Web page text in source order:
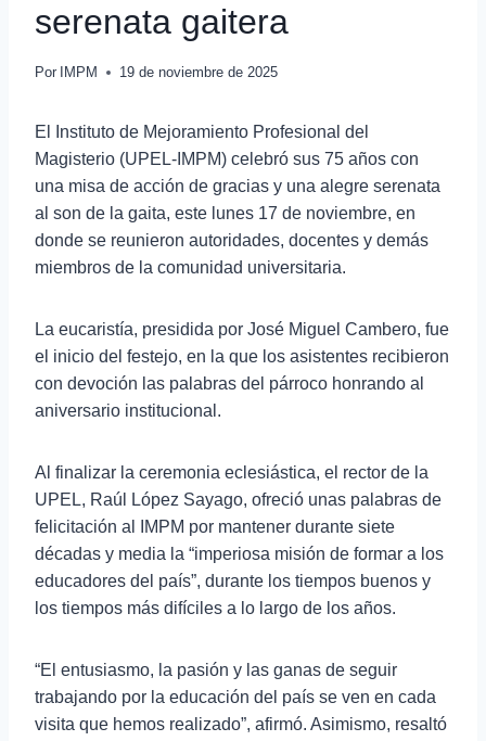
serenata gaitera
Por IMPM 19 de noviembre de 2025
El Instituto de Mejoramiento Profesional del
Magisterio (UPEL-IMPM) celebró sus 75 años con
una misa de acción de gracias y una alegre serenata
al son de la gaita, este lunes 17 de noviembre, en
donde se reunieron autoridades, docentes y demás
miembros de la comunidad universitaria.
La eucaristía, presidida por José Miguel Cambero, fue
el inicio del festejo, en la que los asistentes recibieron
con devoción las palabras del párroco honrando al
aniversario institucional.
Al finalizar la ceremonia eclesiástica, el rector de la
UPEL, Raúl López Sayago, ofreció unas palabras de
felicitación al IMPM por mantener durante siete
décadas y media la “imperiosa misión de formar a los
educadores del país”, durante los tiempos buenos y
los tiempos más difíciles a lo largo de los años.
“El entusiasmo, la pasión y las ganas de seguir
trabajando por la educación del país se ven en cada
visita que hemos realizado”, afirmó. Asimismo, resaltó